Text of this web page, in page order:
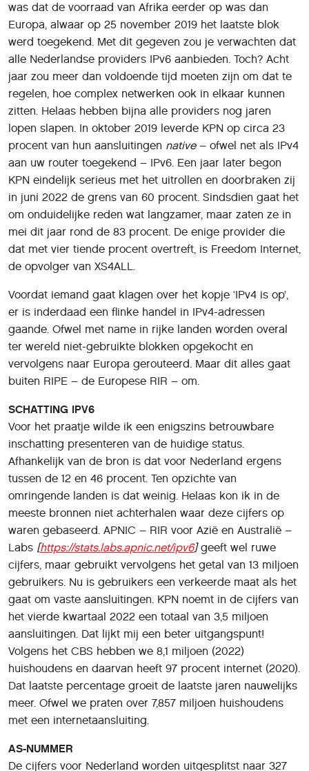
was dat de voorraad van Afrika eerder op was dan
Europa, alwaar op 25 november 2019 het laatste blok
werd toegekend. Met dit gegeven zou je verwachten dat
alle Nederlandse providers IPv6 aanbieden. Toch? Acht
jaar zou meer dan voldoende tijd moeten zijn om dat te
regelen, hoe complex netwerken ook in elkaar kunnen
zitten. Helaas hebben bijna alle providers nog jaren
lopen slapen. In oktober 2019 leverde KPN op circa 23
procent van hun aansluitingen native – ofwel net als IPv4
aan uw router toegekend – IPv6. Een jaar later begon
KPN eindelijk serieus met het uitrollen en doorbraken zij
in juni 2022 de grens van 60 procent. Sindsdien gaat het
om onduidelijke reden wat langzamer, maar zaten ze in
mei dit jaar rond de 83 procent. De enige provider die
dat met vier tiende procent overtreft, is Freedom Internet,
de opvolger van XS4ALL.
Voordat iemand gaat klagen over het kopje ‘IPv4 is op’,
er is inderdaad een flinke handel in IPv4-adressen
gaande. Ofwel met name in rijke landen worden overal
ter wereld niet-gebruikte blokken opgekocht en
vervolgens naar Europa gerouteerd. Maar dit alles gaat
buiten RIPE – de Europese RIR – om.
SCHATTING IPV6
Voor het praatje wilde ik een enigszins betrouwbare
inschatting presenteren van de huidige status.
Afhankelijk van de bron is dat voor Nederland ergens
tussen de 12 en 46 procent. Ten opzichte van
omringende landen is dat weinig. Helaas kon ik in de
meeste bronnen niet achterhalen waar deze cijfers op
waren gebaseerd. APNIC – RIR voor Azië en Australië –
Labs [https://stats.labs.apnic.net/ipv6]geeft wel ruwe
cijfers, maar gebruikt vervolgens het getal van 13 miljoen
gebruikers. Nu is gebruikers een verkeerde maat als het
gaat om vaste aansluitingen. KPN noemt in de cijfers van
het vierde kwartaal 2022 een totaal van 3,5 miljoen
aansluitingen. Dat lijkt mij een beter uitgangspunt!
Volgens het CBS hebben we 8,1 miljoen (2022)
huishoudens en daarvan heeft 97 procent internet (2020).
Dat laatste percentage groeit de laatste jaren nauwelijks
meer. Ofwel we praten over 7,857 miljoen huishoudens
met een internetaansluiting.
AS-NUMMER
De cijfers voor Nederland worden uitgesplitst naar 327